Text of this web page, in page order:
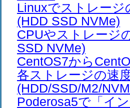
Linuxでストレー
(HDD SSD NVMe)
CPUやストレージ
SSD NVMe)
CentOS7から
各ストレージの速
(HDD/SSD/M2/
Poderosa5で「イ